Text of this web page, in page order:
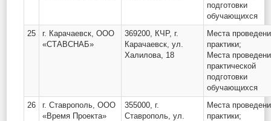
подготовки
обучающихся
25
г. Карачаевск, ООО
«СТАВСНАБ»
369200, КЧР, г.
Карачаевск, ул.
Халилова, 18
Места
практики;
Места
практической
подготовки
обучающихся
26
г. Ставрополь, ООО
«Время Проекта»
355000, г.
Ставрополь, ул.
Места
практики;